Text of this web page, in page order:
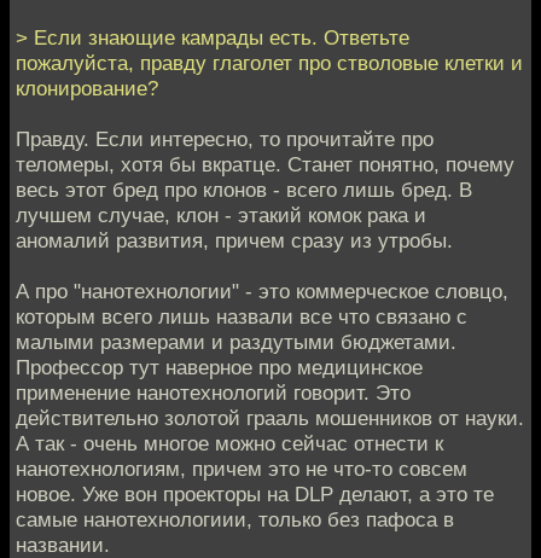
> Если знающие камрады есть. Ответьте
пожалуйста, правду глаголет про стволовые клетки и
клонирование?
Правду. Если интересно, то прочитайте про
теломеры, хотя бы вкратце. Станет понятно, почему
весь этот бред про клонов - всего лишь бред. В
лучшем случае, клон - этакий комок рака и
аномалий развития, причем сразу из утробы.
А про "нанотехнологии" - это коммерческое словцо,
которым всего лишь назвали все что связано с
малыми размерами и раздутыми бюджетами.
Профессор тут наверное про медицинское
применение нанотехнологий говорит. Это
действительно золотой грааль мошенников от науки.
А так - очень многое можно сейчас отнести к
нанотехнологиям, причем это не что-то совсем
новое. Уже вон проекторы на DLP делают, а это те
самые нанотехнологиии, только без пафоса в
названии.